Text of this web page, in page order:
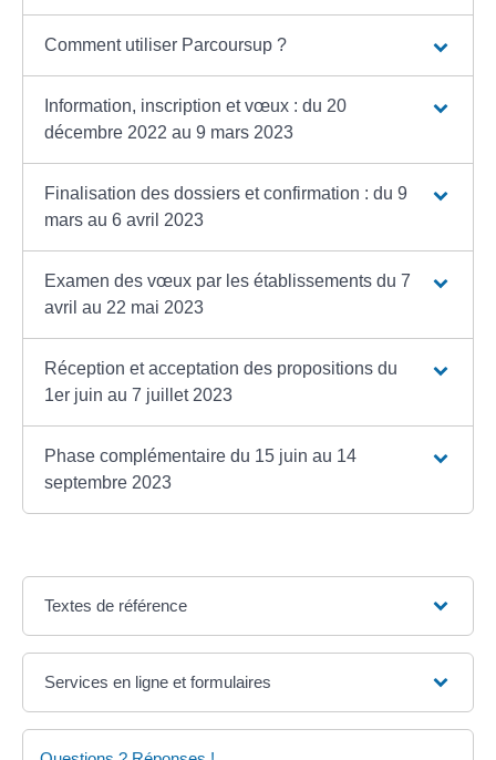
Comment utiliser Parcoursup ?
Information, inscription et vœux : du 20
décembre 2022 au 9 mars 2023
Finalisation des dossiers et confirmation : du 9
mars au 6 avril 2023
Examen des vœux par les établissements du 7
avril au 22 mai 2023
Réception et acceptation des propositions du
1er juin au 7 juillet 2023
Phase complémentaire du 15 juin au 14
septembre 2023
Textes de référence
Services en ligne et formulaires